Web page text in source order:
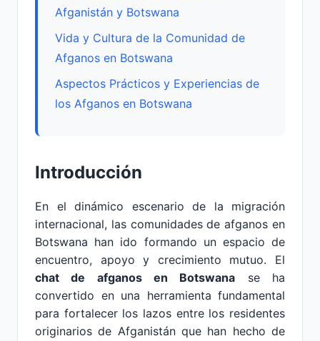
Afganistán y Botswana
Vida y Cultura de la Comunidad de
Afganos en Botswana
Aspectos Prácticos y Experiencias de
los Afganos en Botswana
Introducción
En el dinámico escenario de la migración
internacional, las comunidades de afganos en
Botswana han ido formando un espacio de
encuentro, apoyo y crecimiento mutuo. El
chat de afganos en Botswana se ha
convertido en una herramienta fundamental
para fortalecer los lazos entre los residentes
originarios de Afganistán que han hecho de